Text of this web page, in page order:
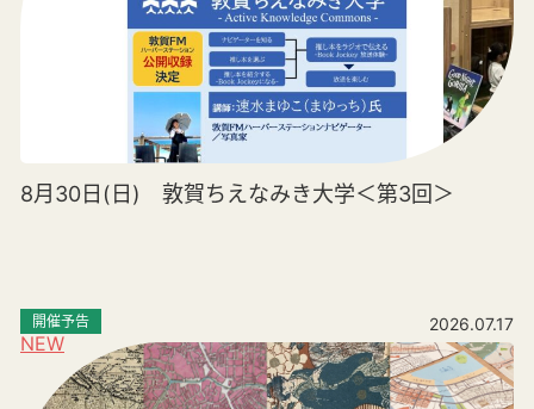
8月30日(日) 敦賀ちえなみき大学＜第3回＞
NEW
開催予告 2026.07.17